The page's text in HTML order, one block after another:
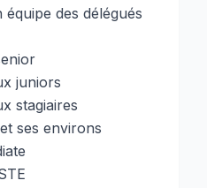
des délégués
juniors
stagiaires
ses environs